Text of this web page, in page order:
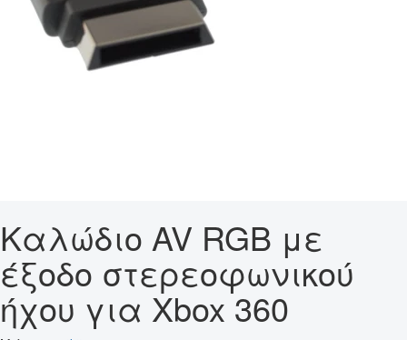
Καλώδιο AV RGB με
έξοδο στερεοφωνικού
ήχου για Xbox 360